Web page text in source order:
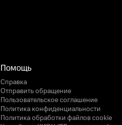
Помощь
Справка
Отправить обращение
Пользовательское соглашение
Политика конфиденциальности
Политика обработки файлов cookie